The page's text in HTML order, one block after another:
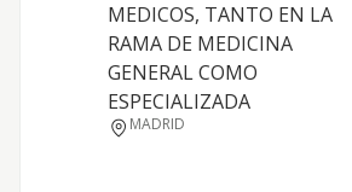
MEDICOS, TANTO EN LA
RAMA DE MEDICINA
GENERAL COMO
ESPECIALIZADA
MADRID